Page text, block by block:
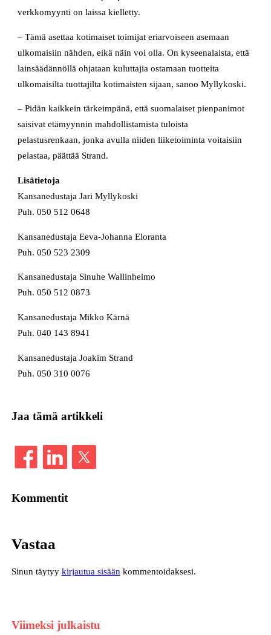
verkkomyynti on laissa kielletty.
– Tämä asettaa kotimaiset toimijat eriarvoiseen asemaan
ulkomaisiin nähden, eikä näin voi olla. On kyseenalaista, että
lainsäädännöllä ohjataan kuluttajia ostamaan tuotteita
ulkomaisilta tuottajilta kotimaisten sijaan, sanoo Myllykoski.
– Pidän kaikkein tärkeimpänä, että suomalaiset pienpanimot
saisivat etämyynnin mahdollistamista tuloista
pelastusrenkaan, jonka avulla niiden liiketoiminta voitaisiin
pelastaa, päättää Strand.
Lisätietoja
Kansanedustaja Jari Myllykoski
Puh. 050 512 0648
Kansanedustaja Eeva-Johanna Eloranta
Puh. 050 523 2309
Kansanedustaja Sinuhe Wallinheimo
Puh. 050 512 0873
Kansanedustaja Mikko Kärnä
Puh. 040 143 8941
Kansanedustaja Joakim Strand
Puh. 050 310 0076
Jaa tämä artikkeli
Kommentit
Vastaa
Sinun täytyy kirjautua sisään kommentoidaksesi.
Viimeksi julkaistu